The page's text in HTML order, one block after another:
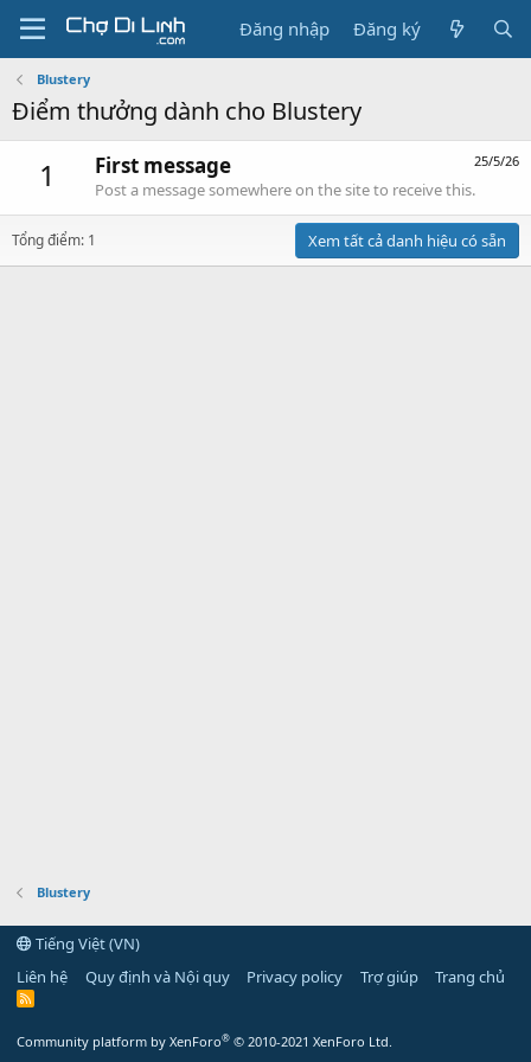
Đăng nhập Đăng ký
Blustery
Điểm thưởng dành cho Blustery
1 25/5/26
First message
Post a message somewhere on the site to receive this.
Tổng điểm: 1 Xem tất cả danh hiệu có sẵn
Blustery
Tiếng Việt (VN)
Liên hệ
Quy định và Nội quy Privacy policy Trợ giúp Trang chủ
R
Community platform by XenForo® © 2010-2021 XenForo Ltd.